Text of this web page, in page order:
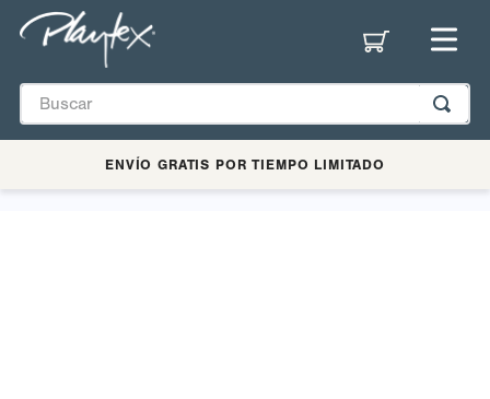
ENVÍO GRATIS POR TIEMPO LIMITADO